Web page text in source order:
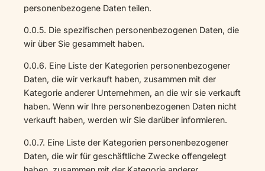
personenbezogene Daten teilen.
0.0.5. Die spezifischen personenbezogenen Daten, die
wir über Sie gesammelt haben.
0.0.6. Eine Liste der Kategorien personenbezogener
Daten, die wir verkauft haben, zusammen mit der
Kategorie anderer Unternehmen, an die wir sie verkauft
haben. Wenn wir Ihre personenbezogenen Daten nicht
verkauft haben, werden wir Sie darüber informieren.
0.0.7. Eine Liste der Kategorien personenbezogener
Daten, die wir für geschäftliche Zwecke offengelegt